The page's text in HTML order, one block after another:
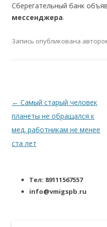
Сберегательный банк
мессенджера.
Запись опубликована
Навигация по записям
← Самый старый человек
планеты не обращался к
мед. работникам не менее
ста лет
Тел: 89111567557
info@vmigspb.ru